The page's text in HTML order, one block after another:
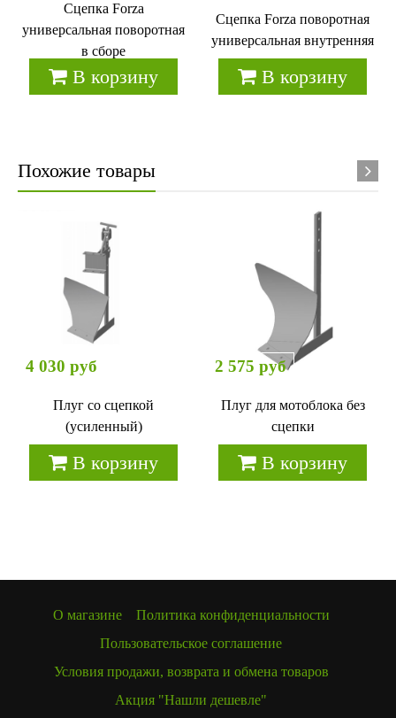
Сцепка Forza
универсальная поворотная
в сборе
В корзину
Сцепка Forza поворотная
универсальная внутренняя
В корзину
Похожие товары
4 030 руб
Плуг со сцепкой
(усиленный)
В корзину
2 575 руб
Плуг для мотоблока без
сцепки
В корзину
О магазине
Политика конфиденциальности
Пользовательское соглашение
Условия продажи, возврата и обмена товаров
Акция "Нашли дешевле"